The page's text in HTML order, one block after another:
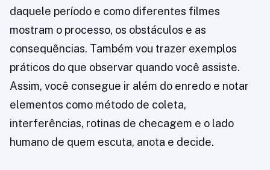
daquele período e como diferentes filmes
mostram o processo, os obstáculos e as
consequências. Também vou trazer exemplos
práticos do que observar quando você assiste.
Assim, você consegue ir além do enredo e notar
elementos como método de coleta,
interferências, rotinas de checagem e o lado
humano de quem escuta, anota e decide.